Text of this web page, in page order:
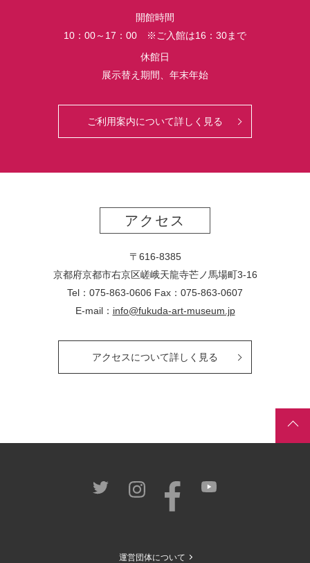
開館時間
10：00～17：00 ※ご入館は16：30まで
休館日
展示替え期間、年末年始
ご利用案内について詳しく見る
アクセス
〒616-8385
京都府京都市右京区嵯峨天龍寺芒ノ馬場町3-16
Tel：075-863-0606 Fax：075-863-0607
E-mail： info@fukuda-art-museum.jp
アクセスについて詳しく見る
運営団体について